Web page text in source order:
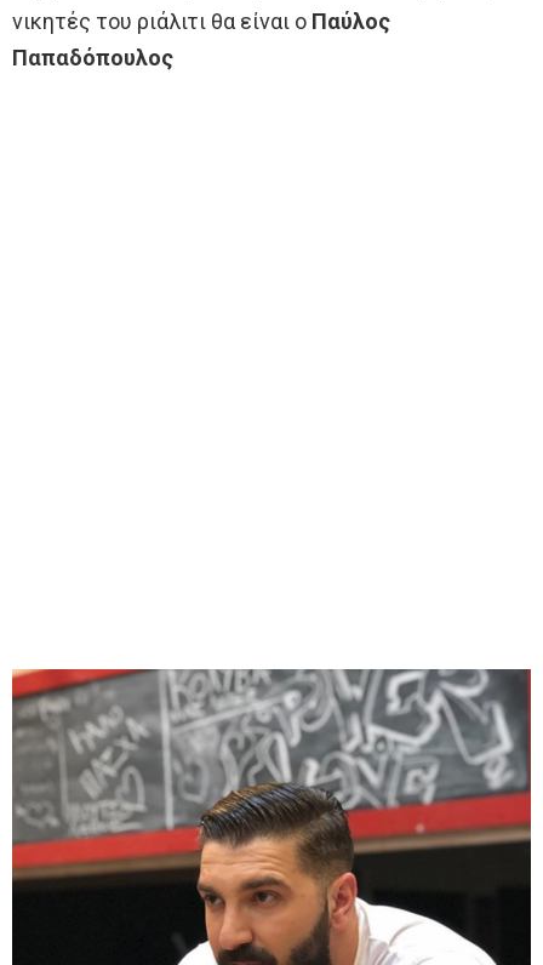
νικητές του ριάλιτι θα είναι ο Παύλος
Παπαδόπουλος